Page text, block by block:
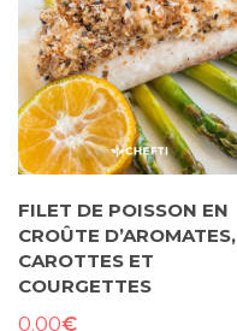
FILET DE POISSON EN
CROÛTE D’AROMATES,
CAROTTES ET
COURGETTES
0.00€